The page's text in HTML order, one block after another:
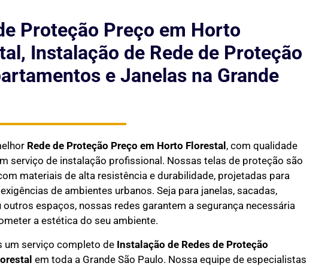
Proteção Preço em Horto
Instalação de Rede de Proteção
e Janelas na Grande
Rede de Proteção Preço em Horto Florestal , com qualidade
serviço de instalação profissional. Nossas telas de proteção são
materiais de alta resistência e durabilidade, projetadas para
de ambientes urbanos. Seja para janelas, sacadas,
outros espaços, nossas redes garantem a segurança necessária
a estética do seu ambiente.
um serviço completo de Instalação de Redes de Proteção
em toda a Grande São Paulo. Nossa equipe de especialistas